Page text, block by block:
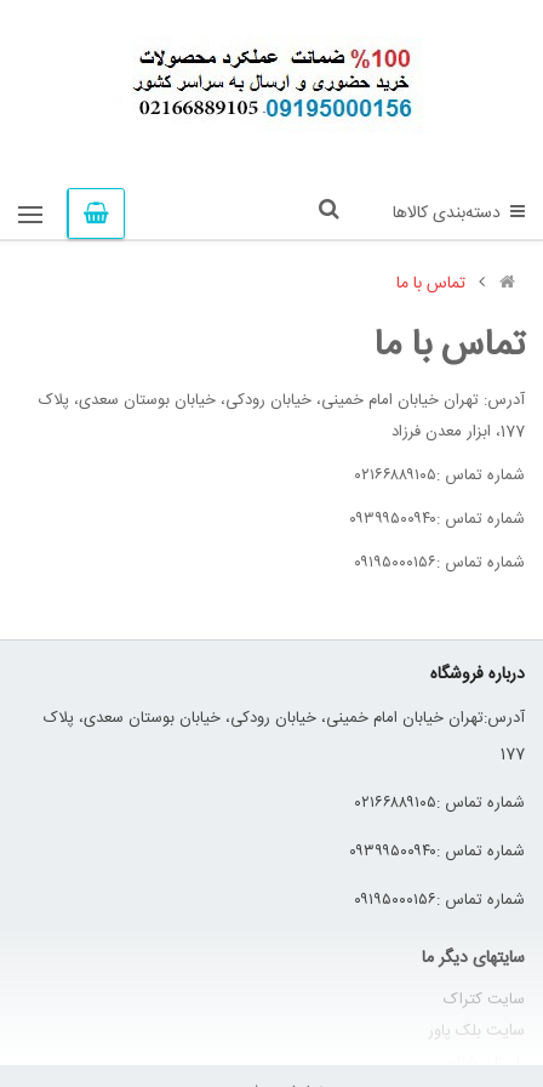
تماس با ما
تماس با ما
آدرس: تهران خیابان امام خمینی، خیابان رودکی، خیابان بوستان سعدی، پلاک
177، ابزار معدن فرزاد
شماره تماس :۰۲۱۶۶۸۸۹۱۰۵
شماره تماس :۰۹۳۹۹۵۰۰۹۴۰
شماره تماس :۰۹۱۹۵۰۰۰۱۵۶
درباره فروشگاه
آدرس:تهران خیابان امام خمینی، خیابان رودکی، خیابان بوستان سعدی، پلاک
177
شماره تماس :۰۲۱۶۶۸۸۹۱۰۵
شماره تماس :۰۹۳۹۹۵۰۰۹۴۰
شماره تماس :۰۹۱۹۵۰۰۰۱۵۶
سایتهای دیگر ما
سایت کتراک
سایت بلک پاور